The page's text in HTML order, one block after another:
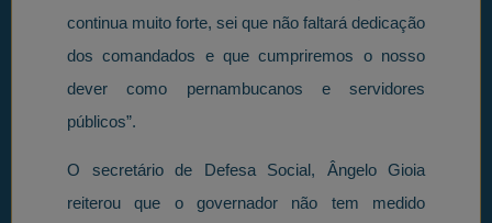
continua muito forte, sei que não faltará dedicação
dos comandados e que cumpriremos o nosso
dever como pernambucanos e servidores
públicos”.
O secretário de Defesa Social, Ângelo Gioia
reiterou que o governador não tem medido